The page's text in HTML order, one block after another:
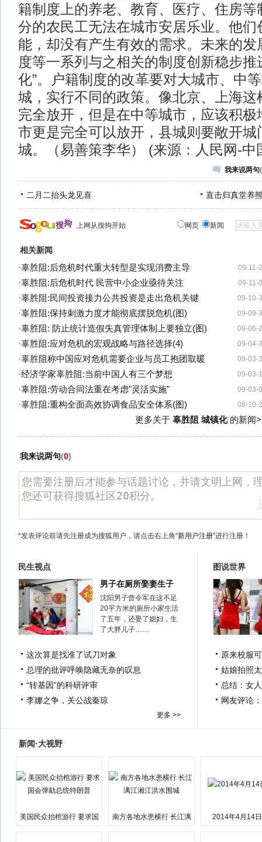
籍制度上的养老、教育、医疗、住房等
分的农民工无法在城市安居乐业。他们
能，却没有产生有效的需求。未来的发
度等一系列与之相关的制度创新稳步推
化”。户籍制度的改革要对大城市、中
城，实行不同的政策。像北京、上海这
完全放开，但是在中等城市，应该积极
市更是完全可以放开，县城则要敞开城
城。（易善策李华） (来源：人民网-中
我来说两句(
二月二抬头龙见喜 直击归真堂养
上网从搜狗开始 网页 新闻
相关新闻
09-11-
·辜胜阻:后危机时代重大转型是实现消费主导
09-11-
·辜胜阻:后危机时代 民营中小企业亟待关注
09-10-
·辜胜阻:民间投资接力公共投资是走出危机关键
09-09-
·辜胜阻:保持刺激力度才能彻底摆脱危机(图)
09-06-
·辜胜阻: 防止统计造假失真管理体制上要独立(图)
09-04-
·辜胜阻:应对危机的宏观战略与路径选择(4)
09-03-
·辜胜阻称中国应对危机需要企业与员工抱团取暖
09-03-
·经济学家辜胜阻:当前中国人有三个梦想
09-03-
·辜胜阻:劳动合同法重在考虑"灵活实施"
08-10-
·辜胜阻:重构全面高效协调食品安全体系(图)
更多关于 辜胜阻 城镇化的新闻
我来说两句(0)
*发表评论前请先注册成为搜狐用户，请点击右上角“新用户注册”进行注册！
民生视点
男子在厕所娶妻生子
沈阳男子曾令军在这不足
20平方米的厕所小家生活
了五年，还娶了媳妇，生
了大胖儿子……
这次算是找准了试刀对象
总理的批评呼唤隐藏无奈的叹息
“转基因”的科研评审
李娜之争，关公战秦琼
更多 >>
图说世界
原来校服
姑娘拍照
总结：女
网友评论
新闻·大视野
美国民众抬棺游行 要求国
南方各地水患横行 长江漓
2014年4月14